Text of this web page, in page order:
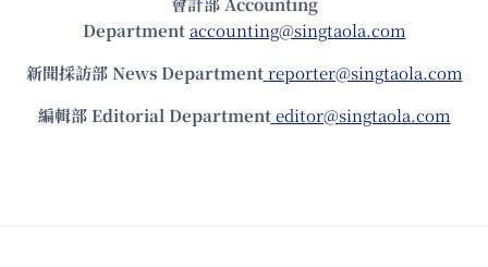
Department accounting@singtaola.com
新聞採訪部 News Department reporter@singtaola.com
編輯部 Editorial Department editor@singtaola.com